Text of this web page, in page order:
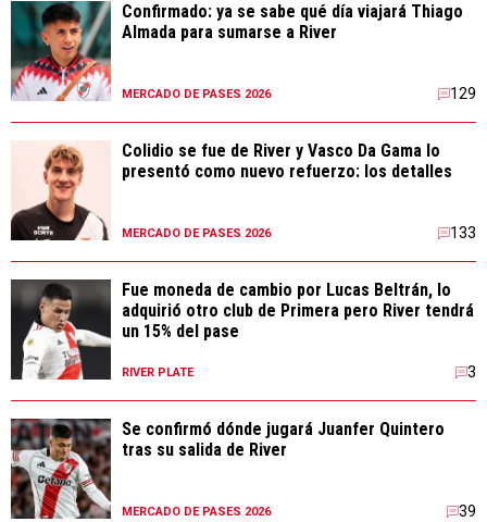
Confirmado: ya se sabe qué día viajará Thiago
Almada para sumarse a River
MERCADO DE PASES 2026 129
Colidio se fue de River y Vasco Da Gama lo
presentó como nuevo refuerzo: los detalles
MERCADO DE PASES 2026 133
Fue moneda de cambio por Lucas Beltrán, lo
adquirió otro club de Primera pero River tendrá
un 15% del pase
RIVER PLATE 3
Se confirmó dónde jugará Juanfer Quintero
tras su salida de River
MERCADO DE PASES 2026 39